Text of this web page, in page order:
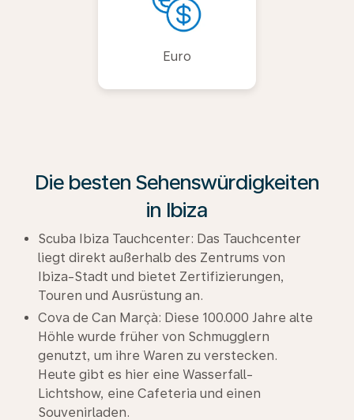
Euro
Die besten Sehenswürdigkeiten
in Ibiza
Scuba Ibiza Tauchcenter: Das Tauchcenter
liegt direkt außerhalb des Zentrums von
Ibiza-Stadt und bietet Zertifizierungen,
Touren und Ausrüstung an.
Cova de Can Marçà: Diese 100.000 Jahre alte
Höhle wurde früher von Schmugglern
genutzt, um ihre Waren zu verstecken.
Heute gibt es hier eine Wasserfall-
Lichtshow, eine Cafeteria und einen
Souvenirladen.